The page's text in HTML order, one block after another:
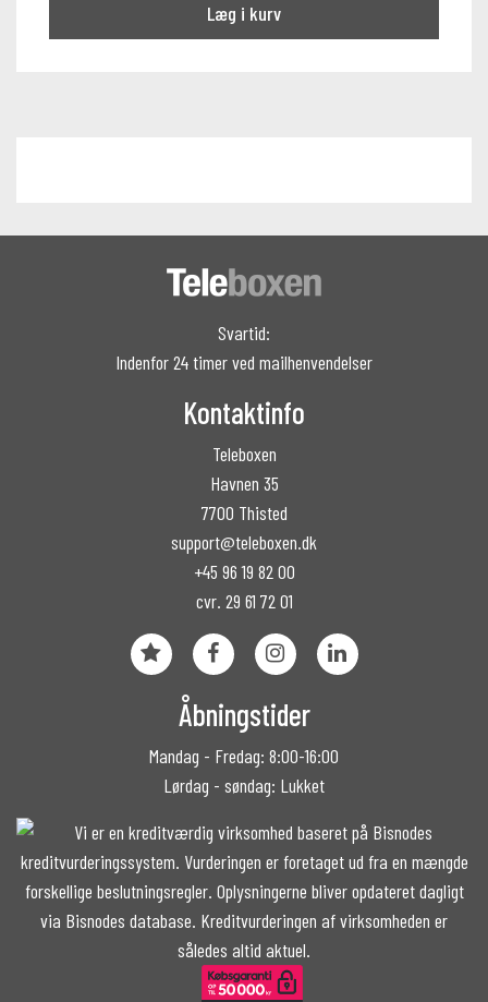
Læg i kurv
Svartid:
Indenfor 24 timer ved mailhenvendelser
Kontaktinfo
Teleboxen
Havnen 35
7700 Thisted
support@teleboxen.dk
+45 96 19 82 00
cvr. 29 61 72 01
Åbningstider
Mandag - Fredag: 8:00-16:00
Lørdag - søndag: Lukket